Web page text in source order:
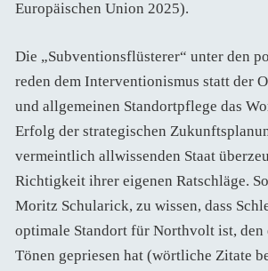
Europäischen Union 2025).
Die „Subventionsflüsterer“ unter den
reden dem Interventionismus statt der
und allgemeinen Standortpflege das
Erfolg der strategischen
vermeintlich allwissenden Staat
Richtigkeit ihrer eigenen Ratschläge.
Moritz Schularick, zu wissen, dass
optimale Standort für Northvolt ist, den
Tönen gepriesen hat (wörtliche Zitate